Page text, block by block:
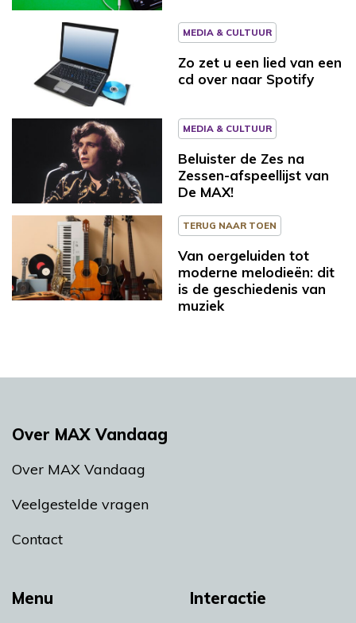
MEDIA & CULTUUR
Zo zet u een lied van een
cd over naar Spotify
MEDIA & CULTUUR
Beluister de Zes na
Zessen-afspeellijst van
De MAX!
TERUG NAAR TOEN
Van oergeluiden tot
moderne melodieën: dit
is de geschiedenis van
muziek
Menu Interactie
Over MAX Vandaag
Over MAX Vandaag
Veelgestelde vragen
Contact